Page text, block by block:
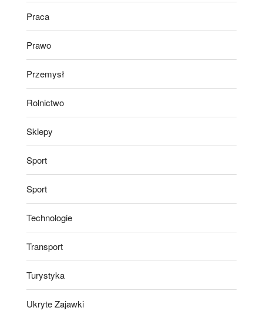
Praca
Prawo
Przemysł
Rolnictwo
Sklepy
Sport
Sport
Technologie
Transport
Turystyka
Ukryte Zajawki